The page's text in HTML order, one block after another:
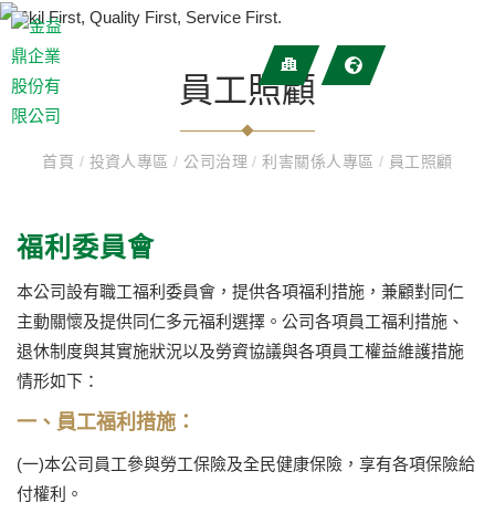
員工照顧
首頁 / 投資人專區/ 公司治理/ 利害關係人專區 / 員工照顧
福利委員會
本公司設有職工福利委員會，提供各項福利措施，兼顧對同仁
主動關懷及提供同仁多元福利選擇。公司各項員工福利措施、
退休制度與其實施狀況以及勞資協議與各項員工權益維護措施
情形如下：
一、員工福利措施：
(一)本公司員工參與勞工保險及全民健康保險，享有各項保險給
付權利。